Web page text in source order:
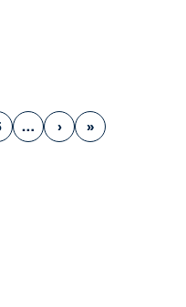
Nächste Seite
› Letzte Seite
»